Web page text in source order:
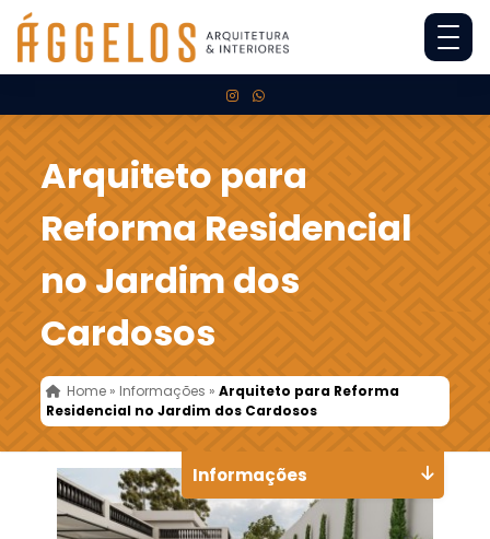
Arquiteto para
Reforma Residencial
no Jardim dos
Cardosos
Home » Informações »Arquiteto para Reforma
Residencial no Jardim dos Cardosos
Informações